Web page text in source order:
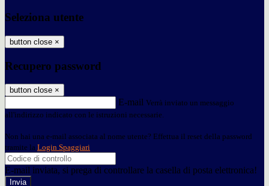
Seleziona utente
button close ×
Recupero password
button close ×
E-mail Verrà inviato un messaggio
all'indirizzo indicato con le istruzioni necessarie.
Non hai una e-mail associata al nome utente? Effettua il reset della password
tramite la Login Spaggiari
E-mail inviata, si prega di controllare la casella di posta elettronica!